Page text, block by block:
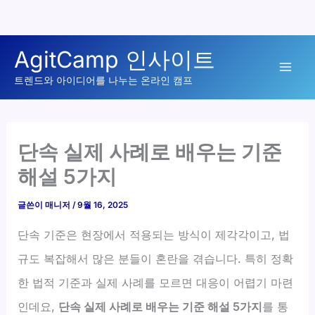
로
AgitCamp 인사이트
트렌드와 아이디어를 나누는 온라인 캠프
단속 실제 사례로 배우는 기준
해설 5가지
글쓴이매니저/9월 16, 2025
단속 기준은 현장에서 적용되는 방식이 제각각이고, 법
규도 복잡해서 많은 분들이 혼란을 겪습니다. 특히 정확
한 법적 기준과 실제 사례를 모르면 대응이 어렵기 마련
인데요, 단속 실제 사례로 배우는 기준 해설 5가지를 통